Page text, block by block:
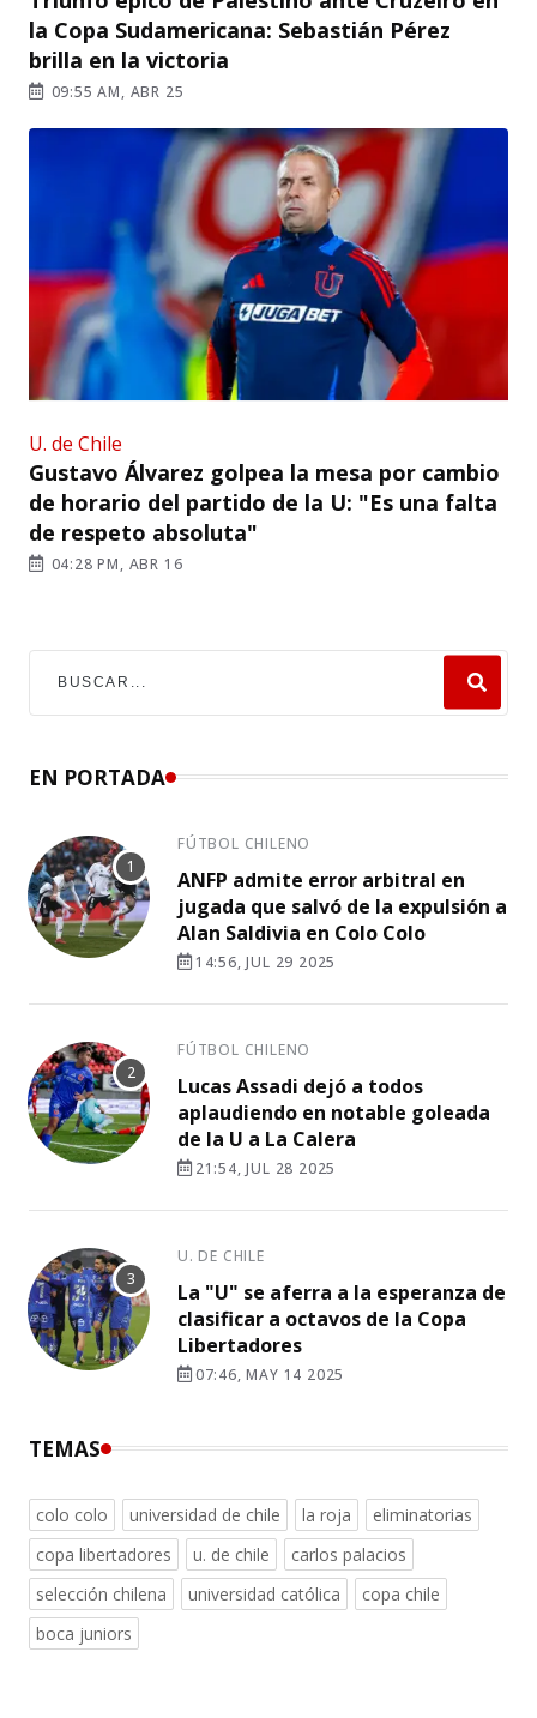
la Copa Sudamericana: Sebastián Pérez
brilla en la victoria
09:55 AM, ABR 25
U. de Chile
Gustavo Álvarez golpea la mesa por cambio
de horario del partido de la U: "Es una falta
de respeto absoluta"
04:28 PM, ABR 16
EN PORTADA
FÚTBOL CHILENO
ANFP admite error arbitral en
jugada que salvó de la expulsión a
Alan Saldivia en Colo Colo
14:56, JUL 29 2025
FÚTBOL CHILENO
Lucas Assadi dejó a todos
aplaudiendo en notable goleada
de la U a La Calera
21:54, JUL 28 2025
U. DE CHILE
La "U" se aferra a la esperanza de
clasificar a octavos de la Copa
Libertadores
07:46, MAY 14 2025
TEMAS
colo colo universidad de chile la roja
eliminatorias
copa libertadores
u. de chile
carlos palacios
selección chilena
universidad católica
copa chile
boca juniors